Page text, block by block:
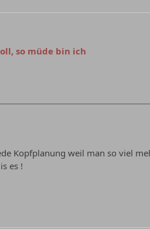
so müde bin ich
Kopfplanung weil man so viel
es !